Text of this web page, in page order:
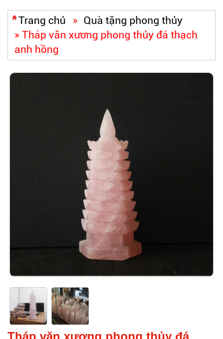
Trang chủ » Quà tặng phong thủy
» Tháp văn xương phong thủy đá thạch
anh hồng
Tháp văn xương phong thủy đá